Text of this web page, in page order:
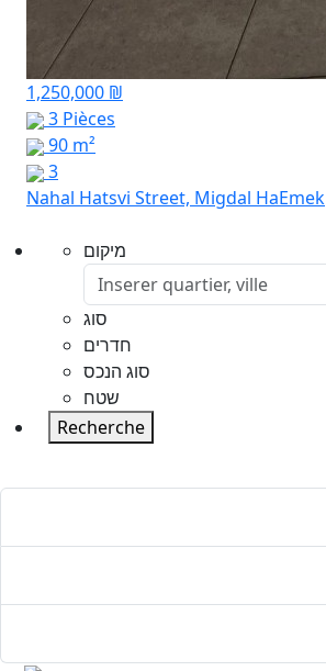
1,250,000 ₪
3 Pièces
90 m²
3
Nahal Hatsvi Street, Migdal HaEmek
מיקום
סוג
חדרים
סוג הנכס
שטח
Recherche